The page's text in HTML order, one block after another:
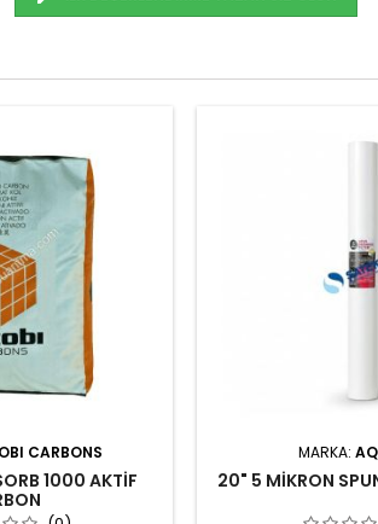
CARBONS
1000 AKTİF
MARKA:
20" 5 MİKRON